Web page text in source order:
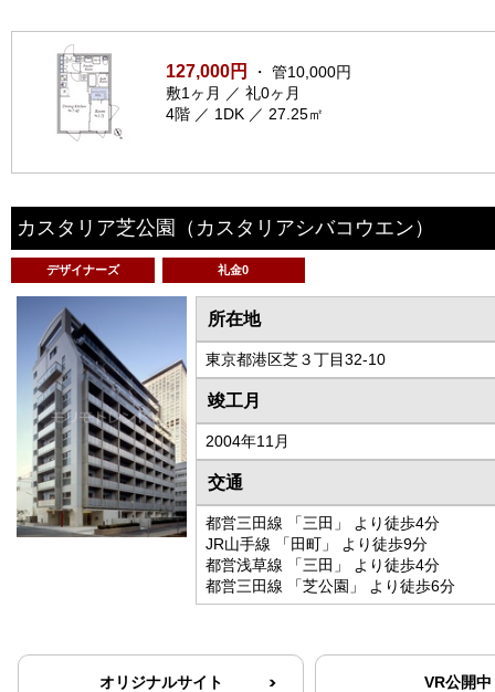
127,000円
・ 管10,000円
敷1ヶ月 ／ 礼0ヶ月
4階 ／ 1DK ／ 27.25㎡
カスタリア芝公園 （カスタリアシバコウエン）
デザイナーズ 礼金0
所在地
東京都港区芝３丁目32-10
竣工月
2004年11月
交通
都営三田線 「三田」 より徒歩4分
JR山手線 「田町」 より徒歩9分
都営浅草線 「三田」 より徒歩4分
都営三田線 「芝公園」 より徒歩6分
オリジナルサイト VR公開中